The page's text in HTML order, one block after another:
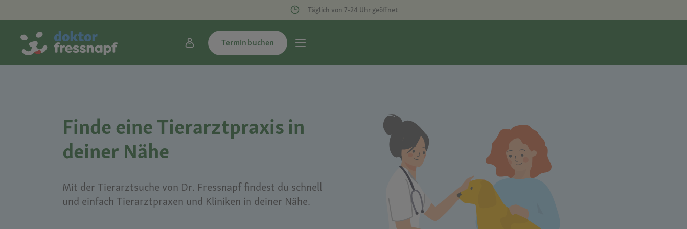
Täglich von 7-24 Uhr geöffnet
Termin buchen
Finde eine Tierarztpraxis in
deiner Nähe
Mit der Tierarztsuche von Dr. Fressnapf findest du schnell
und einfach Tierarztpraxen und Kliniken in deiner Nähe.